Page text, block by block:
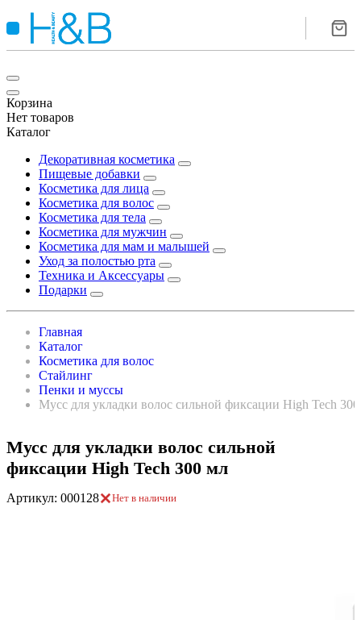
Корзина
Нет товаров
Каталог
Декоративная косметика
Пищевые добавки
Косметика для лица
Косметика для волос
Косметика для тела
Косметика для мужчин
Косметика для мам и малышей
Уход за полостью рта
Техника и Аксессуары
Подарки
Главная
Каталог
Косметика для волос
Стайлинг
Пенки и муссы
Мусс для укладки волос сильной фиксации High Tech
Мусс для укладки волос сильной
фиксации High Tech 300 мл
Артикул: 000128 Нет в наличии